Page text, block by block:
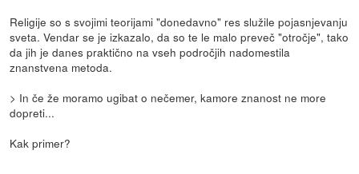
Religije so s svojimi teorijami "donedavno" res služile pojasnjevanju
sveta. Vendar se je izkazalo, da so te le malo preveč "otročje", tako
da jih je danes praktično na vseh področjih nadomestila
znanstvena metoda.
> In če že moramo ugibat o nečemer, kamore znanost ne more
dopreti...
Kak primer?